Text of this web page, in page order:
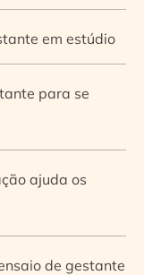
em estúdio
para se
ajuda os
de gestante